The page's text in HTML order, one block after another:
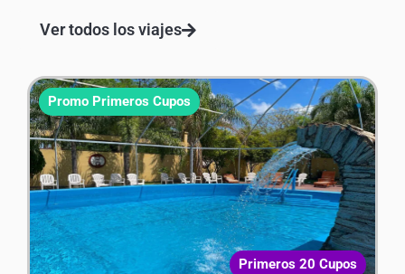
Ver todos los viajes
Promo Primeros Cupos
Primeros 20 Cupos